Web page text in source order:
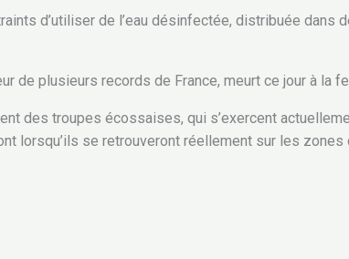
d’utiliser de l’eau désinfectée, distribuée
de plusieurs records de France, meurt ce jour à la
des troupes écossaises, qui s’exercent
lorsqu’ils se retrouveront réellement sur les zones